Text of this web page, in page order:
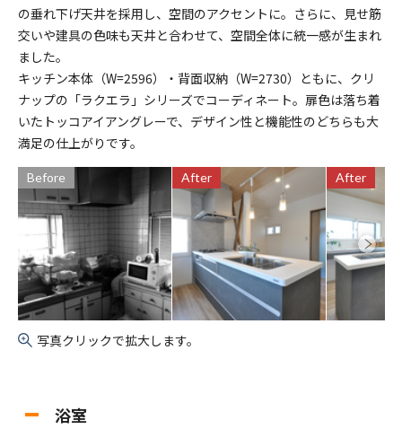
の垂れ下げ天井を採用し、空間のアクセントに。さらに、見せ筋
交いや建具の色味も天井と合わせて、空間全体に統一感が生まれ
ました。
キッチン本体（W=2596）・背面収納（W=2730）ともに、クリ
ナップの「ラクエラ」シリーズでコーディネート。扉色は落ち着
いたトッコアイアングレーで、デザイン性と機能性のどちらも大
満足の仕上がりです。
Before After After
写真クリックで拡大します。
浴室